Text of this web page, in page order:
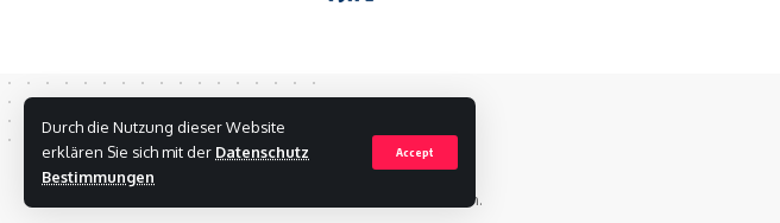
Durch die Nutzung dieser Website
erklären Sie sich mit der Datenschutz
Bestimmungen
Accept
Urheberrechte © 2020 Julietrome Alle Rechte vorbehalten.